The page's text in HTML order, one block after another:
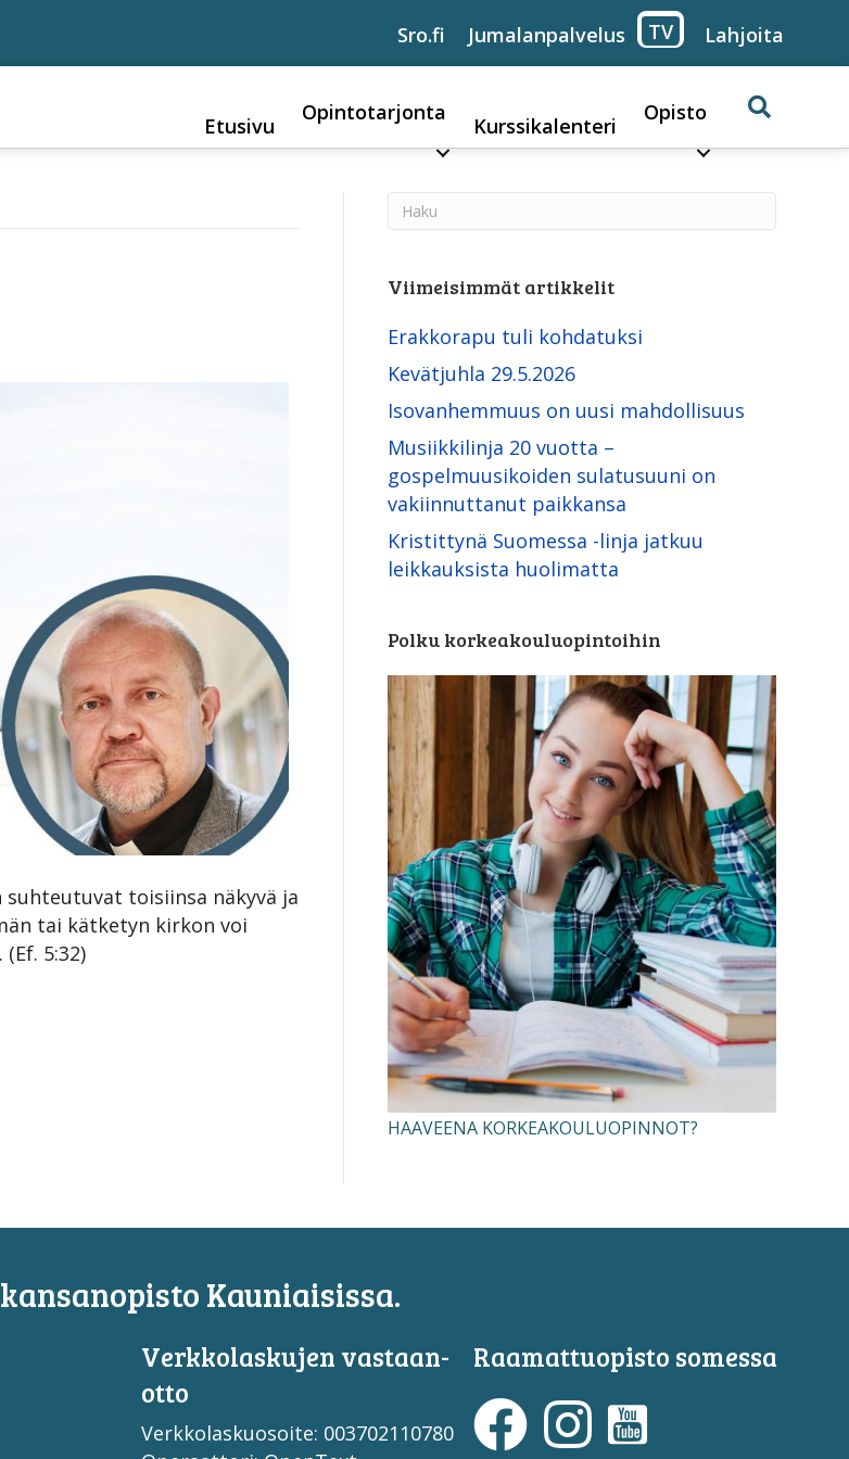
Sro.fi Jumalanpalvelus TV Lahjoita
Etusivu
Opintotarjonta
Kurssikalenteri
Opisto
suhteutuvat toisiinsa näkyvä ja
tai kätketyn kirkon voi
5:32)
Viimeisimmät artikkelit
Erakkorapu tuli kohdatuksi
Kevätjuhla 29.5.2026
Isovanhemmuus on uusi mahdollisuus
Musiikkilinja 20 vuotta –
gospelmuusikoiden sulatusuuni on
vakiinnuttanut paikkansa
Kristittynä Suomessa -linja ­jatkuu
leikkauksista huolimatta
Polku korkeakouluopintoihin
HAAVEENA KORKEAKOULUOPINNOT?
Kauniaisissa.
Verkko­laskujen vastaan­
otto
Verkkolaskuosoite: 003702110780
Raamattuopisto somessa